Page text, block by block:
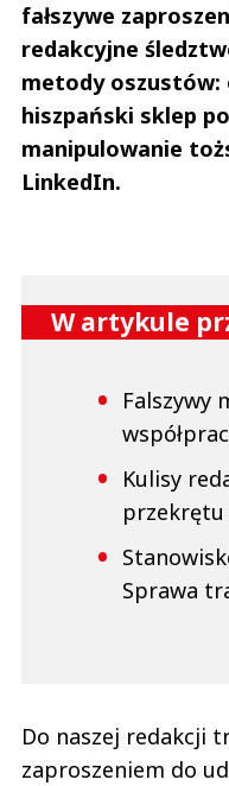
fałszywe
redakcyjne
metody oszustów:
hiszpański sklep
manipulowanie
LinkedIn.
W artykule
Falszywy
Kulisy
przekrętu
Sprawa
Do naszej redakcji
zaproszeniem do